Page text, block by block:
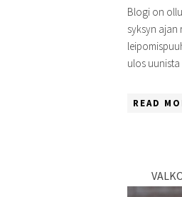
Blogi on
syksyn
ulos uunista
READ